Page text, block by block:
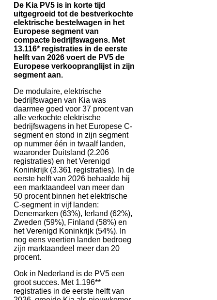
De Kia PV5 is in korte tijd
uitgegroeid tot de bestverkochte
elektrische bestelwagen in het
Europese segment van
compacte bedrijfswagens. Met
13.116* registraties in de eerste
helft van 2026 voert de PV5 de
Europese verkoopranglijst in zijn
segment aan.
De modulaire, elektrische
bedrijfswagen van Kia was
daarmee goed voor 37 procent van
alle verkochte elektrische
bedrijfswagens in het Europese C-
segment en stond in zijn segment
op nummer één in twaalf landen,
waaronder Duitsland (2.206
registraties) en het Verenigd
Koninkrijk (3.361 registraties). In de
eerste helft van 2026 behaalde hij
een marktaandeel van meer dan
50 procent binnen het elektrische
C-segment in vijf landen:
Denemarken (63%), Ierland (62%),
Zweden (59%), Finland (58%) en
het Verenigd Koninkrijk (54%). In
nog eens veertien landen bedroeg
zijn marktaandeel meer dan 20
procent.
Ook in Nederland is de PV5 een
groot succes. Met 1.196**
registraties in de eerste helft van